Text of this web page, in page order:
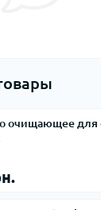
очищающее для